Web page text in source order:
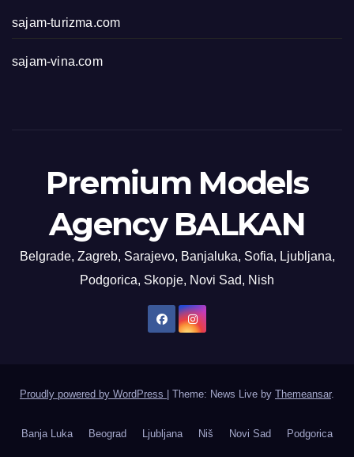
sajam-turizma.com
sajam-vina.com
Premium Models
Agency BALKAN
Belgrade, Zagreb, Sarajevo, Banjaluka, Sofia, Ljubljana,
Podgorica, Skopje, Novi Sad, Nish
Proudly powered by WordPress Theme: News Live by Themeansar.
Banja Luka Beograd Ljubljana Niš Novi Sad Podgorica